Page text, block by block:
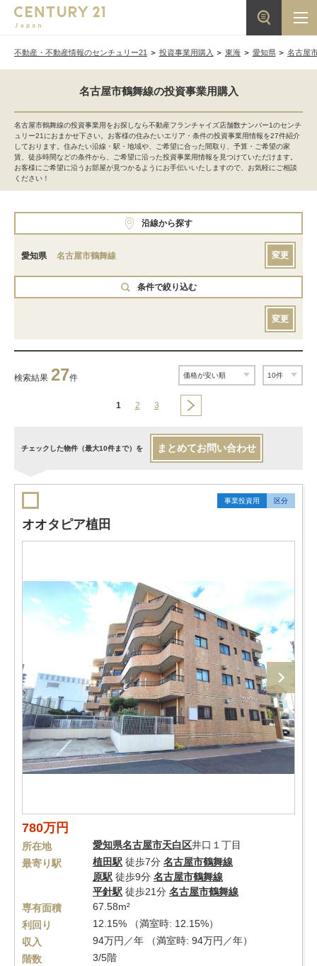
不動産・不動産情報のセンチュリー21 投資事業用購入 東海 愛知県 名古屋
名古屋市鶴舞線の投資事業用購入
名古屋市鶴舞線の投資事業用をお探しなら不動産フランチャイズ店舗数ナンバー1のセンチ
ュリー21におまかせ下さい。お客様の住みたいエリア・条件の投資事業用情報を27件紹介
しております。住みたい沿線・駅・地域や、ご希望に合った間取り、予算・ご希望の家
賃、徒歩時間などの条件から、ご希望に沿った投資事業用情報を見つけていただけます。
お客様にご希望に沿うお部屋が見つかるようにお手伝いいたしますので、お気軽にご相談
ください！
沿線から探す
愛知県 名古屋市鶴舞線 変更
条件で絞り込む
変更
検索結果 27件
1 2 3
チェックした物件（最大10件まで）を まとめてお問い合わせ
事業投資用 区分
オオタピア植田
780万円
所在地 愛知県名古屋市天白区井口１丁目
最寄り駅
植田駅 徒歩7分 名古屋市鶴舞線
原駅 徒歩9分 名古屋市鶴舞線
平針駅 徒歩21分 名古屋市鶴舞線
専有面積
67.58m²
利回り
12.15% （満室時: 12.15%）
収入
94万円／年 （満室時: 94万円／年）
階数
3/5階